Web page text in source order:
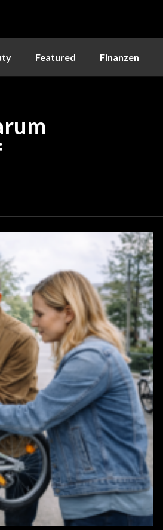
Featured Finanzen